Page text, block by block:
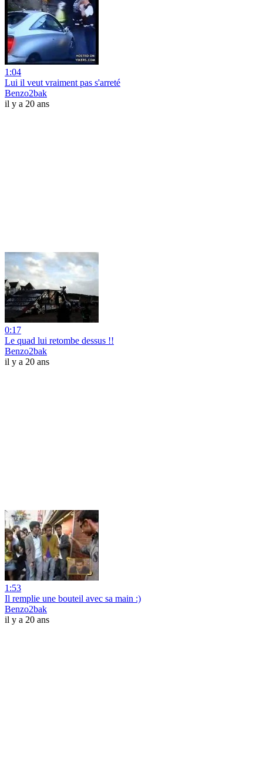
1:04
Lui il veut vraiment pas s'arreté
Benzo2bak
il y a 20 ans
0:17
Le quad lui retombe dessus !!
Benzo2bak
il y a 20 ans
1:53
Il remplie une bouteil avec sa main :)
Benzo2bak
il y a 20 ans